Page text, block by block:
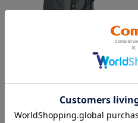
フィカゴー アジャイル 2
『FikaGO（フィカゴー）』か